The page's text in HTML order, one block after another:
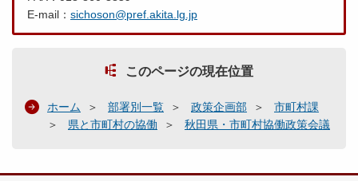
E-mail： sichoson@pref.akita.lg.jp
このページの現在位置
ホーム 部署別一覧 政策企画部
市町村課
県と市町村の協働
秋田県・市町村協働政策会議